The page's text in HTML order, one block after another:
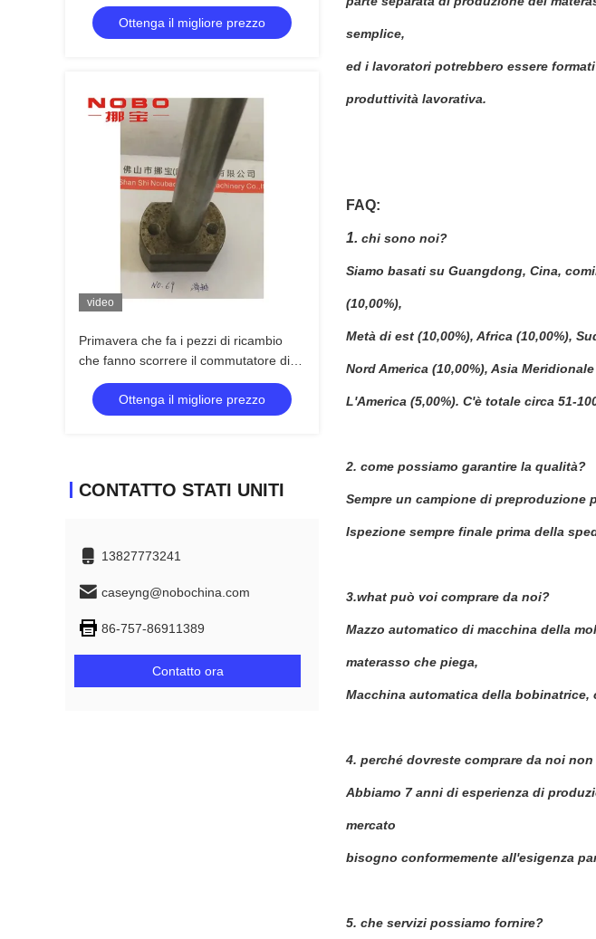
il legame Rod Sleeves Spring Bearer
Plate della copertura
Ottenga il migliore prezzo
video
Primavera che fa i pezzi di ricambio
che fanno scorrere il commutatore di
viaggio del Governo
dell'apparecchiatura elettrica di
comando dell'asse
Ottenga il migliore prezzo
CONTATTO STATI UNITI
13827773241
caseyng@nobochina.com
86-757-86911389
Contatto ora
semplice,
ed i lavoratori potrebbero essere
produttività lavorativa.
FAQ:
1. chi sono noi?
Siamo basati su Guangdong, Cina,
(10,00%),
Metà di est (10,00%), Africa (10,00%),
Nord America (10,00%), Asia
L'America (5,00%). C'è totale circa 51-
2. come possiamo garantire la qualità?
Sempre un campione di preproduzione
Ispezione sempre finale prima della
3.what può voi comprare da noi?
Mazzo automatico di macchina della
materasso che piega,
Macchina automatica della
4. perché dovreste comprare da noi
Abbiamo 7 anni di esperienza di
mercato
bisogno conformemente all'esigenza
5. che servizi possiamo fornire?